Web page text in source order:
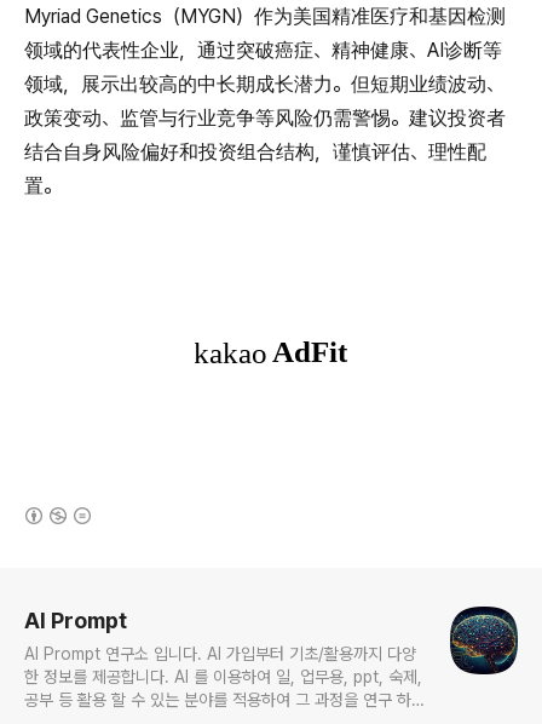
Myriad Genetics（MYGN）作为美国精准医疗和基因检测
领域的代表性企业，通过突破癌症、精神健康、AI诊断等
领域，展示出较高的中长期成长潜力。但短期业绩波动、
政策变动、监管与行业竞争等风险仍需警惕。建议投资者
结合自身风险偏好和投资组合结构，谨慎评估、理性配
置。
AI Prompt
AI Prompt 연구소 입니다. AI 가입부터 기초/활용까지 다양
한 정보를 제공합니다. AI 를 이용하여 일, 업무용, ppt, 숙제,
공부 등 활용 할 수 있는 분야를 적용하여 그 과정을 연구 하여